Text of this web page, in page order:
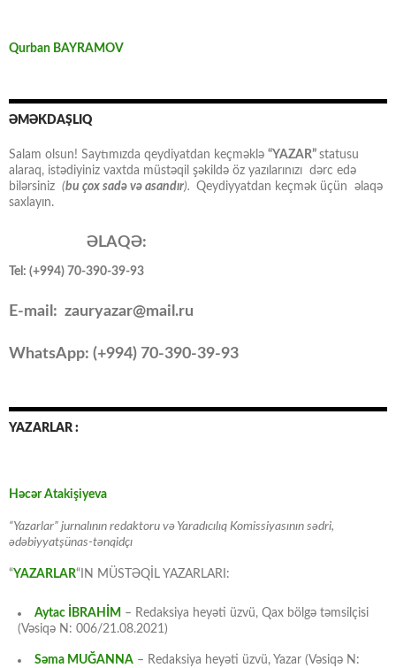
Qurban BAYRAMOV
ƏMƏKDAŞLIQ
Salam olsun! Saytımızda qeydiyatdan keçməklə “YAZAR” statusu
alaraq, istədiyiniz vaxtda müstəqil şəkildə öz yazılarınızı dərc edə
bilərsiniz (bu çox sadə və asandır). Qeydiyyatdan keçmək üçün əlaqə
saxlayın.
ƏLAQƏ:
Tel: (+994) 70-390-39-93
E-mail: zauryazar@mail.ru
WhatsApp: (+994) 70-390-39-93
YAZARLAR :
Həcər Atakişiyeva
“Yazarlar” jurnalının redaktoru və Yaradıcılıq Komissiyasının sədri,
ədəbiyyatşünas-tənqidçı
“YAZARLAR“IN MÜSTƏQİL YAZARLARI:
Aytac İBRAHİM – Redaksiya heyəti üzvü, Qax bölgə təmsilçisi
(Vəsiqə N: 006/21.08.2021)
Səma MUĞANNA – Redaksiya heyəti üzvü, Yazar (Vəsiqə N: